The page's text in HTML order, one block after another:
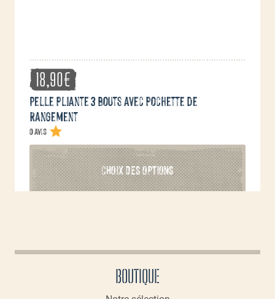
18,90€
Pelle pliante 3 bouts avec pochette de
rangement
0 avis
CHOIX DES OPTIONS
Ce
produit
a
peuvent
BOUTIQUE